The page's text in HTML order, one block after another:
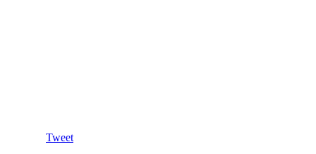
Tweet